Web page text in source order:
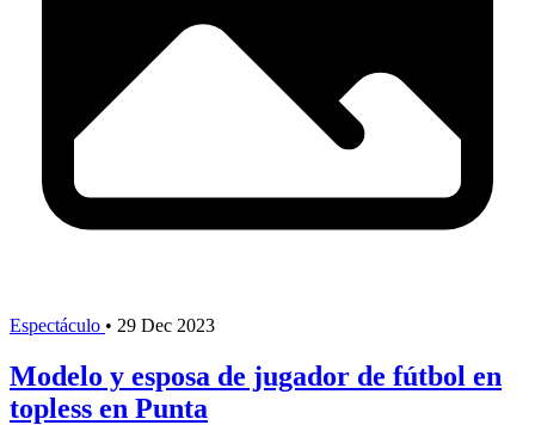
Espectáculo • 29 Dec 2023
Modelo y esposa de jugador de fútbol en
topless en Punta